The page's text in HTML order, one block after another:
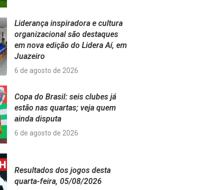
Liderança inspiradora e cultura
organizacional são destaques
em nova edição do Lidera Aí, em
Juazeiro
6 de agosto de 2026
Copa do Brasil: seis clubes já
estão nas quartas; veja quem
ainda disputa
6 de agosto de 2026
Resultados dos jogos desta
quarta-feira, 05/08/2026